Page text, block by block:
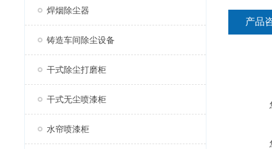
焊烟除尘器
铸造车间除尘设备
干式除尘打磨柜
干式无尘喷漆柜
水帘喷漆柜
产品